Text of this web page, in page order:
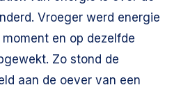
Vroeger werd energie
en op dezelfde
Zo stond de
aan de oever van een